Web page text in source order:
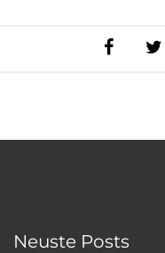
Neuste Posts